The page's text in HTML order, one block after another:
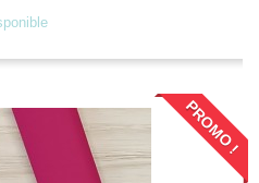
PROMO !